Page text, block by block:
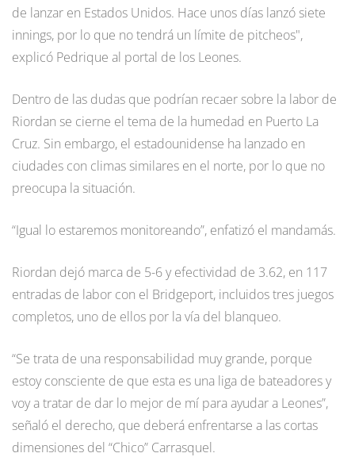
de lanzar en Estados Unidos. Hace unos días lanzó siete
innings, por lo que no tendrá un límite de pitcheos",
explicó Pedrique al portal de los Leones.
Dentro de las dudas que podrían recaer sobre la labor de
Riordan se cierne el tema de la humedad en Puerto La
Cruz. Sin embargo, el estadounidense ha lanzado en
ciudades con climas similares en el norte, por lo que no
preocupa la situación.
“Igual lo estaremos monitoreando”, enfatizó el mandamás.
Riordan dejó marca de 5-6 y efectividad de 3.62, en 117
entradas de labor con el Bridgeport, incluidos tres juegos
completos, uno de ellos por la vía del blanqueo.
“Se trata de una responsabilidad muy grande, porque
estoy consciente de que esta es una liga de bateadores y
voy a tratar de dar lo mejor de mí para ayudar a Leones”,
señaló el derecho, que deberá enfrentarse a las cortas
dimensiones del “Chico” Carrasquel.